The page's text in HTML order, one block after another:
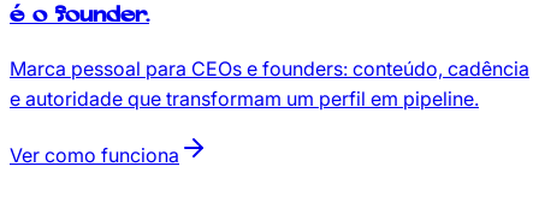
é o founder.
Marca pessoal para CEOs e founders: conteúdo, cadência
e autoridade que transformam um perfil em pipeline.
Ver como funciona